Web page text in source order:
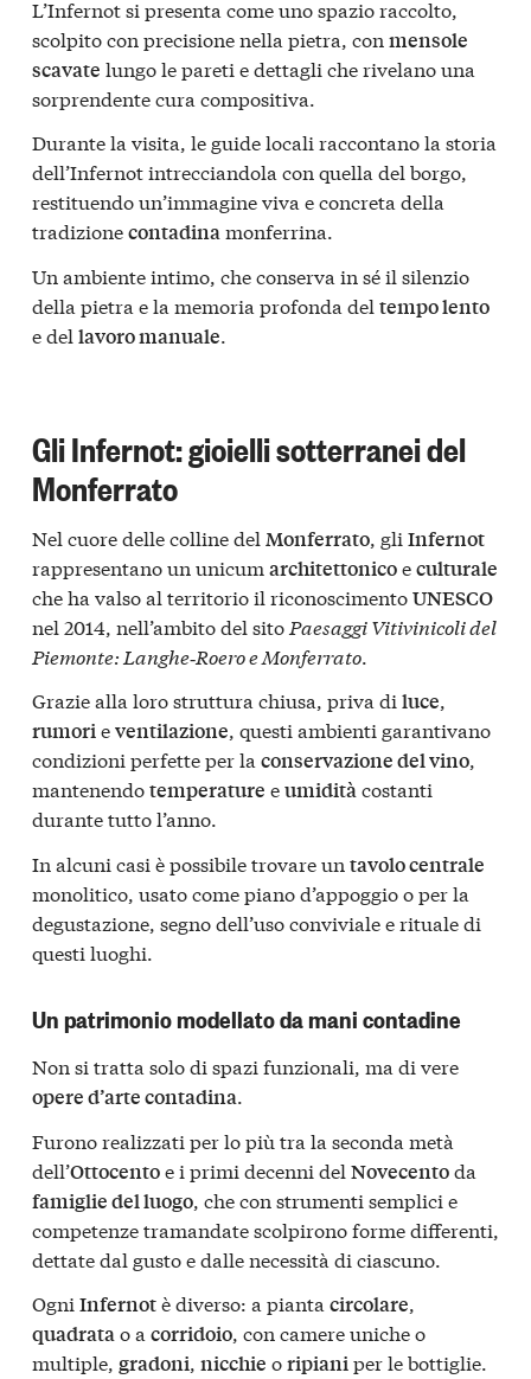
L’Infernot si presenta come uno spazio raccolto,
scolpito con precisione nella pietra, con mensole
scavate lungo le pareti e dettagli che rivelano una
sorprendente cura compositiva.
Durante la visita, le guide locali raccontano la storia
dell’Infernot intrecciandola con quella del borgo,
restituendo un’immagine viva e concreta della
tradizionecontadinamonferrina.
Un ambiente intimo, che conserva in sé il silenzio
della pietra e la memoria profonda del tempo lento
e del lavoro manuale.
Gli Infernot: gioielli sotterranei del
Monferrato
Nel cuore delle colline del Monferrato , gli Infernot
rappresentano un unicum architettonicoeculturale
che ha valso al territorio il riconoscimentoUNESCO
nel 2014, nell’ambito del sito Paesaggi Vitivinicoli del
Piemonte: Langhe‑Roero e Monferrato
Grazie alla loro struttura chiusa, priva di luce,
rumorieventilazione, questi ambienti garantivano
condizioni perfette per la conservazione del vino,
mantenendotemperature eumiditàcostanti
durante tutto l’anno.
In alcuni casi è possibile trovare un tavolo centrale
monolitico, usato come piano d’appoggio o per la
degustazione, segno dell’uso conviviale e rituale di
questi luoghi.
Un patrimonio modellato da mani contadine
Non si tratta solo di spazi funzionali, ma di vere
opere d’arte contadina.
Furono realizzati per lo più tra la seconda metà
dell’Ottocentoe i primi decenni del Novecentoda
famiglie del luogo , che con strumenti semplici e
competenze tramandate scolpirono forme differenti,
dettate dal gusto e dalle necessità di ciascuno.
Ogni Infernotè diverso: a pianta circolare,
quadratao a corridoio, con camere uniche o
multiple, gradoni, nicchie oripianiper le bottiglie.